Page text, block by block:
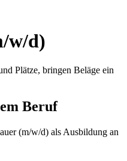
w/d)
Plätze, bringen Beläge ein
Beruf
(m/w/d) als Ausbildung an